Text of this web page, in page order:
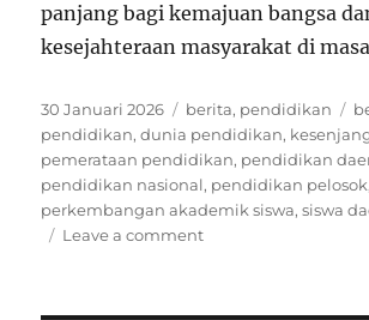
panjang bagi kemajuan bangsa
kesejahteraan masyarakat di
Posted
on
30 Januari 2026 Categories
berita, pendidikan
pendidikan,dunia pendidikan,
pemerataan pendidikan, pendidikan
pendidikan nasional, pendidikan pelosok,
perkembangan akademik siswa,siswa
Leave a commenton